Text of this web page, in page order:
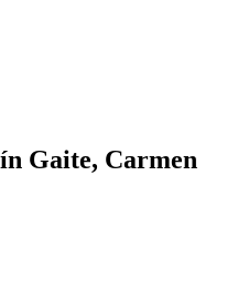
Gaite, Carmen